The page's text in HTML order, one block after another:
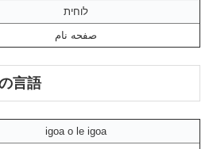
לוחית
صفحه نام
言語
igoa o le igoa